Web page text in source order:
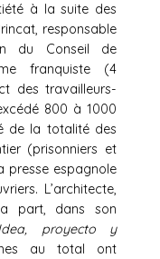
à la suite des
responsable
du Conseil de
franquiste (4
des travailleurs-
800 à 1000
de la totalité des
(prisonniers et
presse espagnole
L’architecte,
part, dans son
proyecto y
au total ont